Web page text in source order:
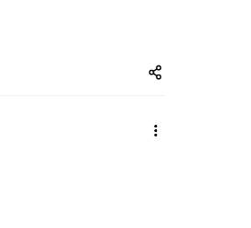
Share
zuto.vn